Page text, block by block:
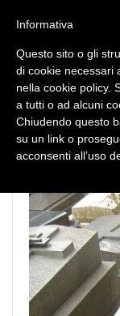
Informativa
Questo sito o gli
di cookie necessari
nella cookie policy.
a tutti o ad alcuni
Chiudendo questo
su un link o
acconsenti all’uso